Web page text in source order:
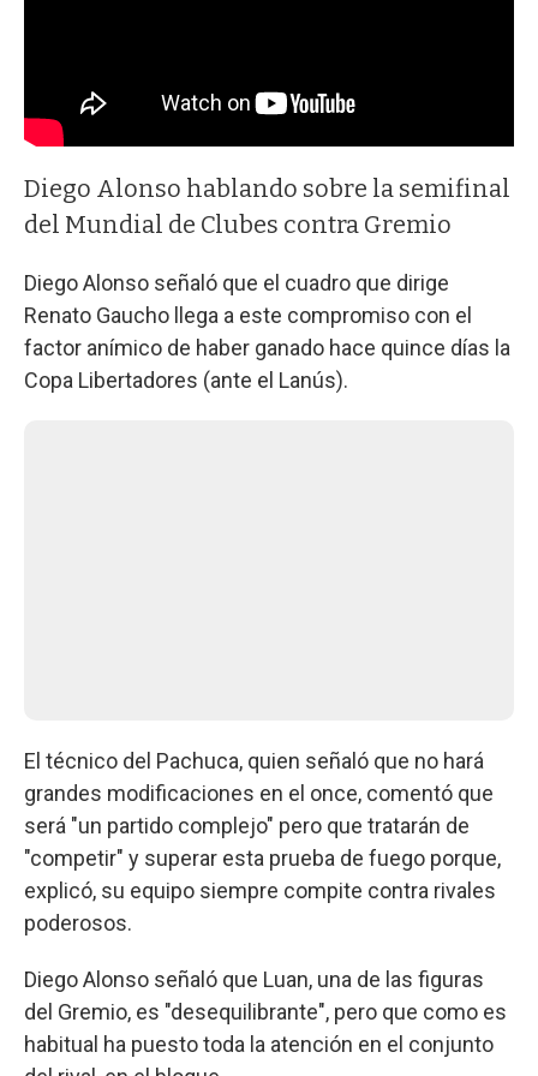
Diego Alonso hablando sobre la semifinal
del Mundial de Clubes contra Gremio
Diego Alonso señaló que el cuadro que dirige
Renato Gaucho llega a este compromiso con el
factor anímico de haber ganado hace quince días la
Copa Libertadores (ante el Lanús).
El técnico del Pachuca, quien señaló que no hará
grandes modificaciones en el once, comentó que
será "un partido complejo" pero que tratarán de
"competir" y superar esta prueba de fuego porque,
explicó, su equipo siempre compite contra rivales
poderosos.
Diego Alonso señaló que Luan, una de las figuras
del Gremio, es "desequilibrante", pero que como es
habitual ha puesto toda la atención en el conjunto